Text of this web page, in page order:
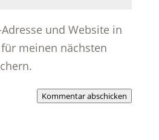
und Website in
meinen nächsten
Kommentar abschicken